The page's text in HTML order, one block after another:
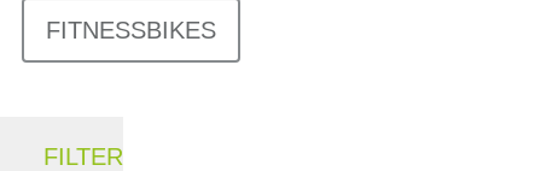
FITNESSBIKES
FILTER